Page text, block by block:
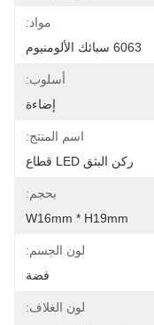
مواد:
6063 سبائك الألومنيوم
أسلوب:
إضاءة
اسم المنتج:
ركن البثق LED قطاع
بحجم:
W16mm * H19mm
لون الجسم:
فضة
لون الغلاف: